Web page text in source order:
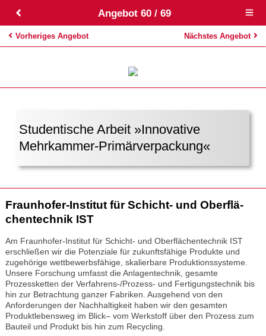
Angebot 60 / 69
Open
menu
Vorheriges Angebot Nächstes Angebot
Studentische Arbeit »Innovative
Mehrkammer-Primärverpackung«
Fraun­ho­fer-Insti­tut für Schicht- und Ober­flä­
chen­tech­nik IST
Am Fraunhofer-Institut für Schicht- und Oberflächentechnik IST
erschließen wir die Potenziale für zukunftsfähige Produkte und
zugehörige wettbewerbsfähige, skalierbare Produktionssysteme.
Unsere Forschung umfasst die Anlagentechnik, gesamte
Prozessketten der Verfahrens-/Prozess- und Fertigungstechnik bis
hin zur Betrachtung ganzer Fabriken. Ausgehend von den
Anforderungen der Nachhaltigkeit haben wir den gesamten
Produktlebensweg im Blick– vom Werkstoff über den Prozess zum
Bauteil und Produkt bis hin zum Recycling.